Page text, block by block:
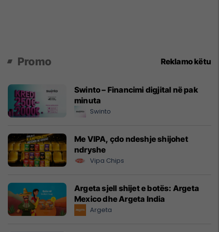
Promo Reklamo këtu
Swinto – Financimi digjital në pak
minuta
Swinto
Me VIPA, çdo ndeshje shijohet
ndryshe
Vipa Chips
Argeta sjell shijet e botës: Argeta
Mexico dhe Argeta India
Argeta